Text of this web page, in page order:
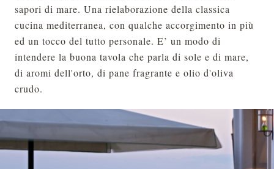
sapori di mare. Una rielaborazione della classica
cucina mediterranea, con qualche accorgimento in più
ed un tocco del tutto personale. E’ un modo di
intendere la buona tavola che parla di sole e di mare,
di aromi dell'orto, di pane fragrante e olio d'oliva
crudo.